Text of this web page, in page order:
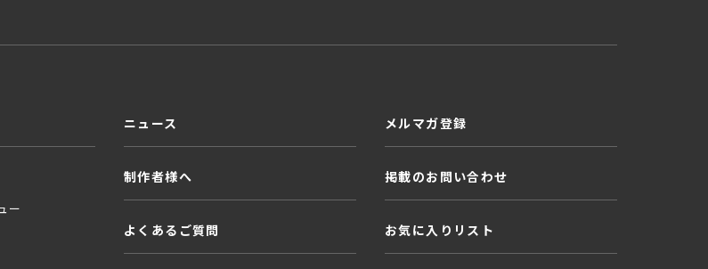
ー
ニュース
制作者様へ
よくあるご質問
メルマガ登録
掲載のお問い合わせ
お気に入りリスト